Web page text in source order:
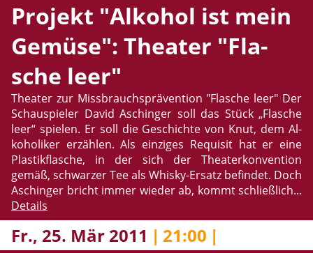
Pro­jekt "Al­ko­hol ist mein
Ge­mü­se": Thea­ter "Fla­
sche leer"
Thea­ter zur Miss­brauchsprä­ven­ti­on "Fla­sche leer" Der
Schau­spie­ler David Aschin­ger soll das Stück „Fla­sche
leer“ spie­len. Er soll die Ge­schich­te von Knut, dem Al­
ko­ho­li­ker er­zäh­len. Als ein­zi­ges Re­qui­sit hat er eine
Plas­tik­fla­sche, in der sich der Thea­ter­kon­ven­ti­on
gemäß, schwar­zer Tee als Whis­ky-Er­satz be­fin­det. Doch
Aschin­ger bricht immer wie­der ab, kommt schließ­lich...
De­tails
Fr., 25. Mär 2011 | 21:00 |